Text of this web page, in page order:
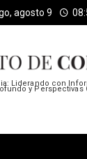
agosto 9
Liderando con
y Perspectivas